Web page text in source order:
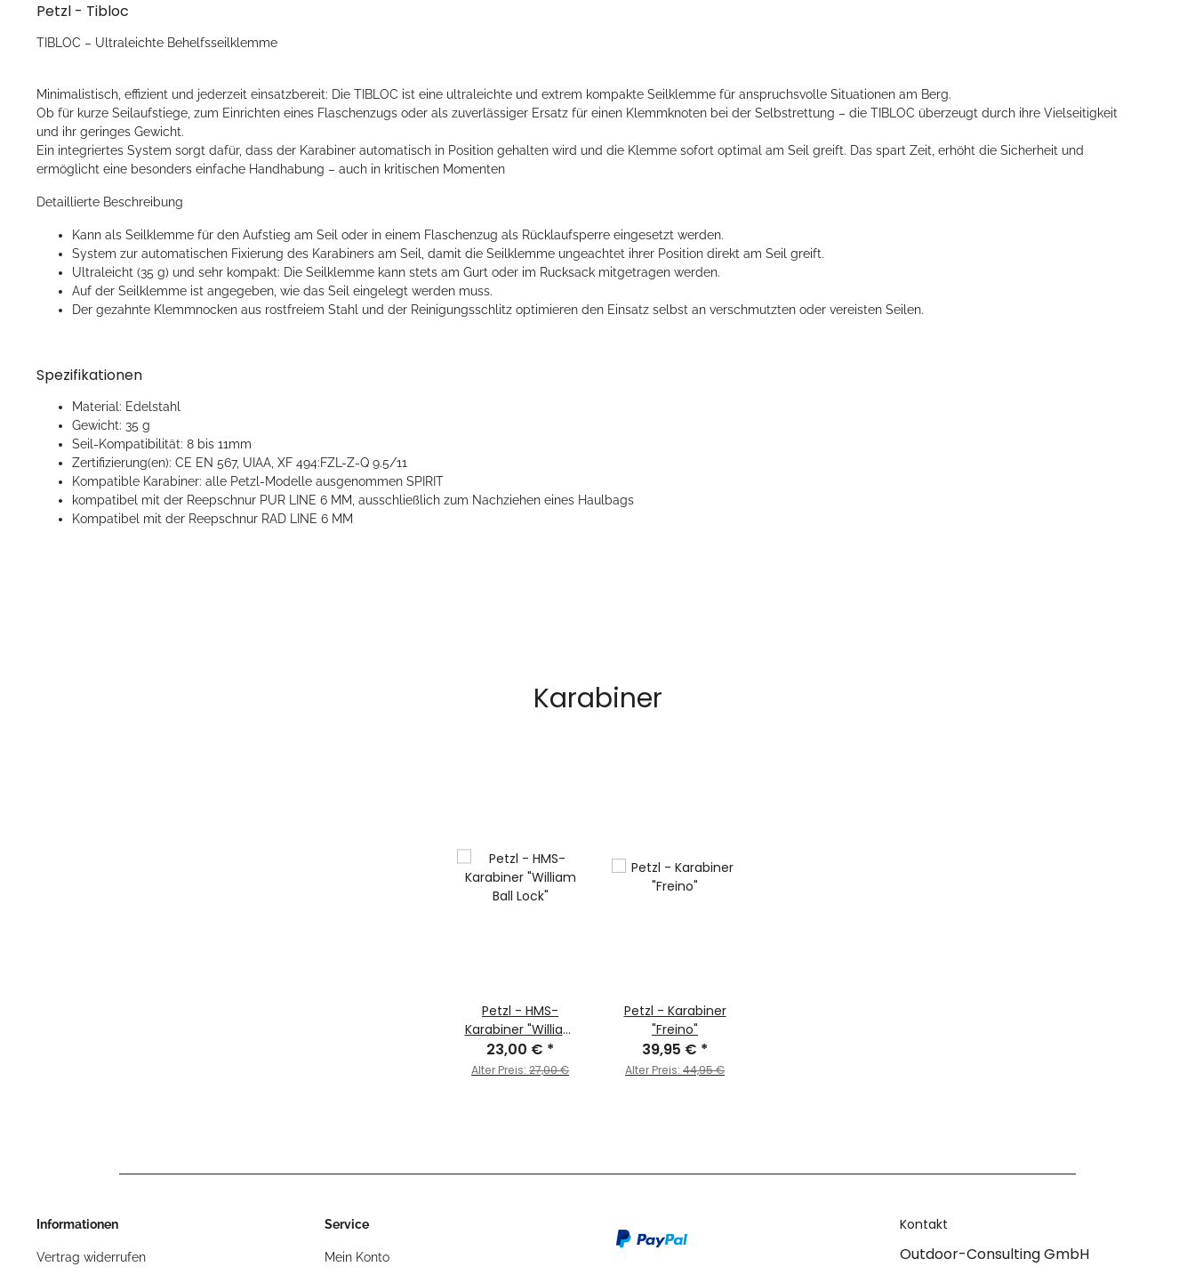
Petzl - Tibloc
TIBLOC – Ultraleichte Behelfsseilklemme
Minimalistisch, effizient und jederzeit einsatzbereit: Die TIBLOC ist eine ultraleichte und extrem kompakte Seilklemme für anspruchsvolle Situationen am Berg.
Ob für kurze Seilaufstiege, zum Einrichten eines Flaschenzugs oder als zuverlässiger Ersatz für einen Klemmknoten bei der Selbstrettung – die TIBLOC überzeugt durch ihre Vielseitigkeit
und ihr geringes Gewicht.
Ein integriertes System sorgt dafür, dass der Karabiner automatisch in Position gehalten wird und die Klemme sofort optimal am Seil greift. Das spart Zeit, erhöht die Sicherheit und
ermöglicht eine besonders einfache Handhabung – auch in kritischen Momenten
Detaillierte Beschreibung
Kann als Seilklemme für den Aufstieg am Seil oder in einem Flaschenzug als Rücklaufsperre eingesetzt werden.
System zur automatischen Fixierung des Karabiners am Seil, damit die Seilklemme ungeachtet ihrer Position direkt am Seil greift.
Ultraleicht (35 g) und sehr kompakt: Die Seilklemme kann stets am Gurt oder im Rucksack mitgetragen werden.
Auf der Seilklemme ist angegeben, wie das Seil eingelegt werden muss.
Der gezahnte Klemmnocken aus rostfreiem Stahl und der Reinigungsschlitz optimieren den Einsatz selbst an verschmutzten oder vereisten Seilen.
Spezifikationen
Material: Edelstahl
Gewicht: 35 g
Seil-Kompatibilität: 8 bis 11mm
Zertifizierung(en): CE EN 567, UIAA, XF 494:FZL-Z-Q 9.5/11
Kompatible Karabiner: alle Petzl-Modelle ausgenommen SPIRIT
kompatibel mit der Reepschnur PUR LINE 6 MM, ausschließlich zum Nachziehen eines Haulbags
Kompatibel mit der Reepschnur RAD LINE 6 MM
Karabiner
Petzl - HMS-
Karabiner "William
Ball Lock"
23,00 € *
Alter Preis: 27,00 €
Petzl - Karabiner
"Freino"
39,95 € *
Alter Preis: 44,95 €
Informationen
Vertrag widerrufen
Service
Mein Konto
Kontakt
Outdoor-Consulting GmbH